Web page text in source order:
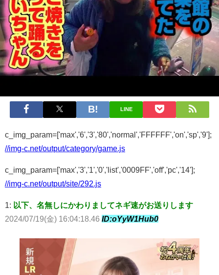
LINE
c_img_param=['max','6','3','80','normal','FFFFFF','on','sp','9'];
//img-c.net/output/category/game.js
c_img_param=['max','3','1','0','list','0009FF','off','pc','14'];
//img-c.net/output/site/292.js
1: 以下、名無しにかわりましてネギ速がお送りします
2024/07/19(金) 16:04:18.46 ID:oYyW1Hub0